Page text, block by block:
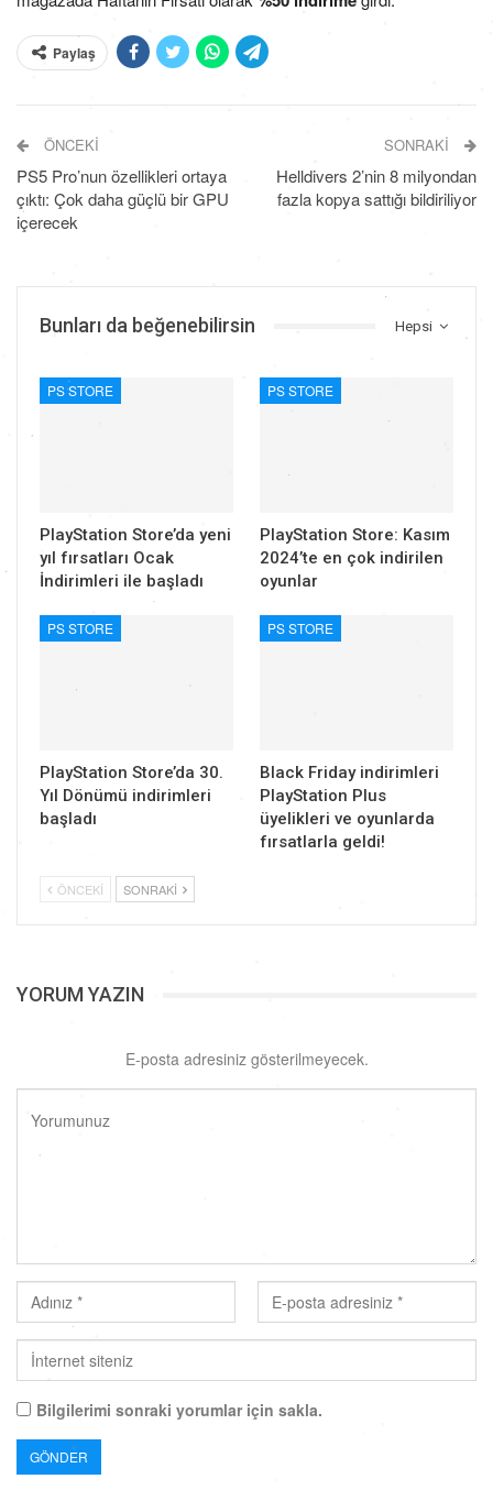
Paylaş
ÖNCEKI
PS5 Pro’nun özellikleri ortaya
çıktı: Çok daha güçlü bir GPU
içerecek
SONRAKI
Helldivers 2’nin 8 milyondan
fazla kopya sattığı bildiriliyor
Hepsi
Bunları da beğenebilirsin
PS STORE
PlayStation Store’da yeni
yıl fırsatları Ocak
İndirimleri ile başladı
PS STORE
PlayStation Store: Kasım
2024’te en çok indirilen
oyunlar
PS STORE
PlayStation Store’da 30.
Yıl Dönümü indirimleri
başladı
PS STORE
Black Friday indirimleri
PlayStation Plus
üyelikleri ve oyunlarda
fırsatlarla geldi!
ÖNCEKI SONRAKI
YORUM YAZIN
E-posta adresiniz gösterilmeyecek.
Bilgilerimi sonraki yorumlar için sakla.